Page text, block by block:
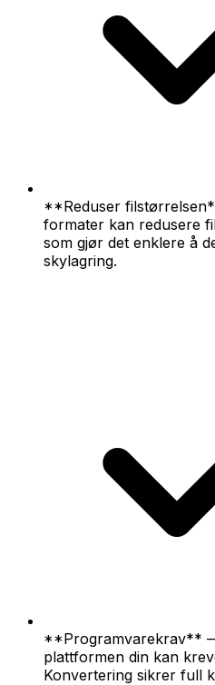
**Reduser
formater kan redusere
som gjør det enklere å
skylagring.
**Programvarekrav**
plattformen din kan
Konvertering sikrer full